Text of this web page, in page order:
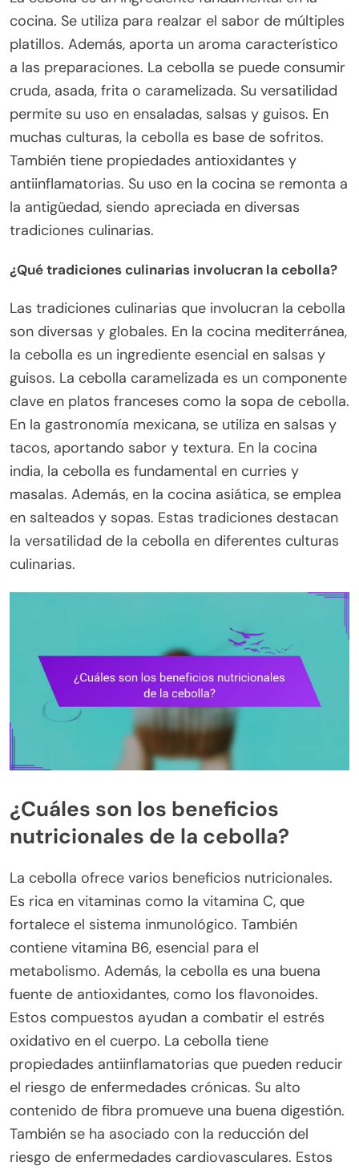
cocina. Se utiliza para realzar el sabor de múltiples
platillos. Además, aporta un aroma característico
a las preparaciones. La cebolla se puede consumir
cruda, asada, frita o caramelizada. Su versatilidad
permite su uso en ensaladas, salsas y guisos. En
muchas culturas, la cebolla es base de sofritos.
También tiene propiedades antioxidantes y
antiinflamatorias. Su uso en la cocina se remonta a
la antigüedad, siendo apreciada en diversas
tradiciones culinarias.
¿Qué tradiciones culinarias involucran la cebolla?
Las tradiciones culinarias que involucran la cebolla
son diversas y globales. En la cocina mediterránea,
la cebolla es un ingrediente esencial en salsas y
guisos. La cebolla caramelizada es un componente
clave en platos franceses como la sopa de cebolla.
En la gastronomía mexicana, se utiliza en salsas y
tacos, aportando sabor y textura. En la cocina
india, la cebolla es fundamental en curries y
masalas. Además, en la cocina asiática, se emplea
en salteados y sopas. Estas tradiciones destacan
la versatilidad de la cebolla en diferentes culturas
culinarias.
¿Cuáles son los beneficios
nutricionales de la cebolla?
La cebolla ofrece varios beneficios nutricionales.
Es rica en vitaminas como la vitamina C, que
fortalece el sistema inmunológico. También
contiene vitamina B6, esencial para el
metabolismo. Además, la cebolla es una buena
fuente de antioxidantes, como los flavonoides.
Estos compuestos ayudan a combatir el estrés
oxidativo en el cuerpo. La cebolla tiene
propiedades antiinflamatorias que pueden reducir
el riesgo de enfermedades crónicas. Su alto
contenido de fibra promueve una buena digestión.
También se ha asociado con la reducción del
riesgo de enfermedades cardiovasculares. Estos